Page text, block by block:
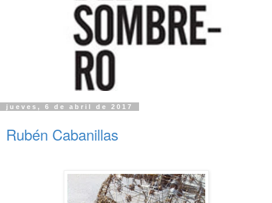
jueves, 6 de abril de 2017
Rubén Cabanillas